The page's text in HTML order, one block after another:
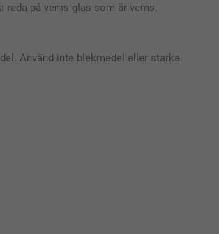
på vems glas som är vems.
Använd inte blekmedel eller starka